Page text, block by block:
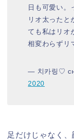
日も可愛い。
リオ太ったと
ても私はリオ
相変わらずリ
— 치카링♡
2020
足だけじゃなく